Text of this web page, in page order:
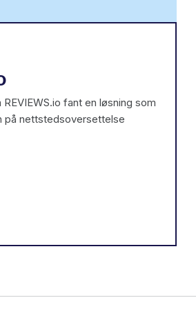
fant en løsning som
på nettstedsoversettelse